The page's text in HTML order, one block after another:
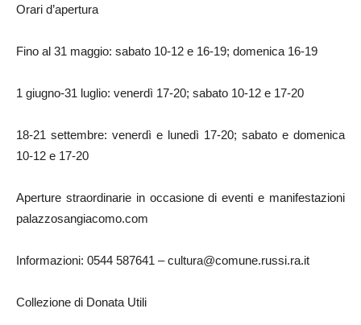
Orari d’apertura
Fino al 31 maggio: sabato 10-12 e 16-19; domenica 16-19
1 giugno-31 luglio: venerdì 17-20; sabato 10-12 e 17-20
18-21 settembre: venerdì e lunedì 17-20; sabato e domenica
10-12 e 17-20
Aperture straordinarie in occasione di eventi e manifestazioni
palazzosangiacomo.com
Informazioni: 0544 587641 – cultura@comune.russi.ra.it
Collezione di Donata Utili